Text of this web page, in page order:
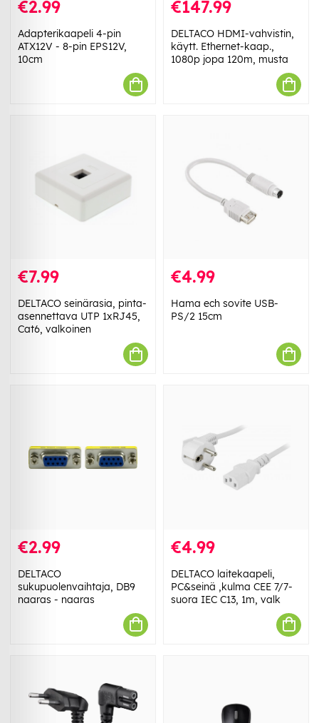
€2.99
Adapterikaapeli 4-pin
ATX12V - 8-pin EPS12V,
10cm
€147.99
DELTACO HDMI-vahvistin,
käytt. Ethernet-kaap.,
1080p jopa 120m, musta
€7.99
DELTACO seinärasia, pinta-
asennettava UTP 1xRJ45,
Cat6, valkoinen
€4.99
Hama ech sovite USB-
PS/2 15cm
€2.99
DELTACO
sukupuolenvaihtaja, DB9
naaras - naaras
€4.99
DELTACO laitekaapeli,
PC&seinä ,kulma CEE 7/7-
suora IEC C13, 1m, valk